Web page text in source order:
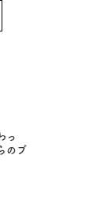
っ
のブ